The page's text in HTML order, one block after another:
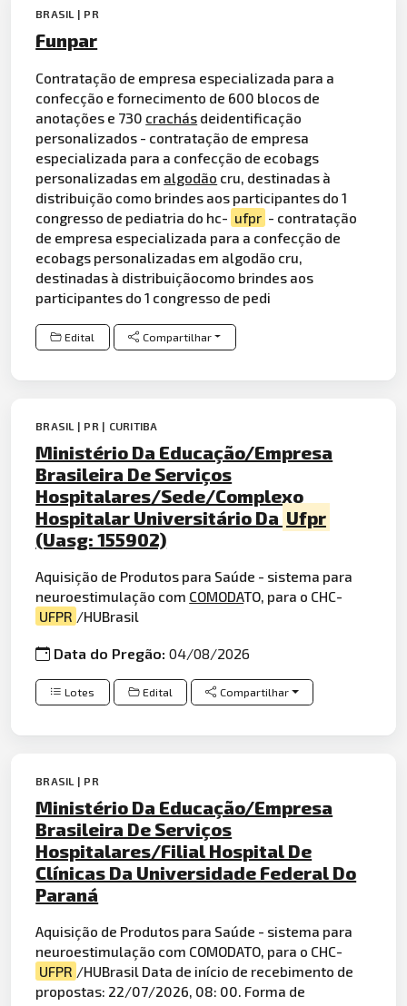
BRASIL | PR
Funpar
Contratação de empresa especializada para a
confecção e fornecimento de 600 blocos de
anotações e 730 crachás deidentificação
personalizados - contratação de empresa
especializada para a confecção de ecobags
personalizadas em algodão cru, destinadas à
distribuição como brindes aos participantes do 1
congresso de pediatria do hc- ufpr - contratação
de empresa especializada para a confecção de
ecobags personalizadas em algodão cru,
destinadas à distribuiçãocomo brindes aos
participantes do 1 congresso de pedi
Edital Compartilhar
BRASIL | PR | CURITIBA
Ministério Da Educação/Empresa
Brasileira De Serviços
Hospitalares/Sede/Complexo
Hospitalar Universitário Da Ufpr
(Uasg: 155902)
Aquisição de Produtos para Saúde - sistema para
neuroestimulação com COMODATO, para o CHC-
UFPR /HUBrasil
Data do Pregão:04/08/2026
Lotes Edital Compartilhar
BRASIL | PR
Ministério Da Educação/Empresa
Brasileira De Serviços
Hospitalares/Filial Hospital De
Clínicas Da Universidade Federal Do
Paraná
Aquisição de Produtos para Saúde - sistema para
neuroestimulação com COMODATO, para o CHC-
UFPR /HUBrasil Data de início de recebimento de
propostas: 22/07/2026, 08: 00. Forma de